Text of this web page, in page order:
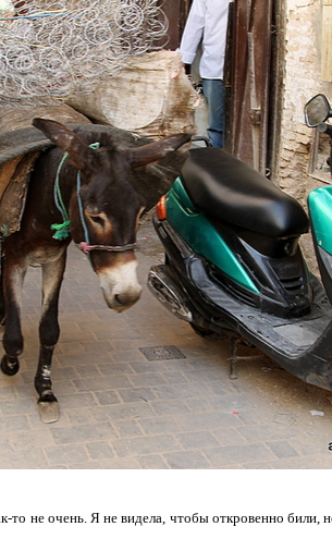
то не очень. Я не видела, чтобы откровенно